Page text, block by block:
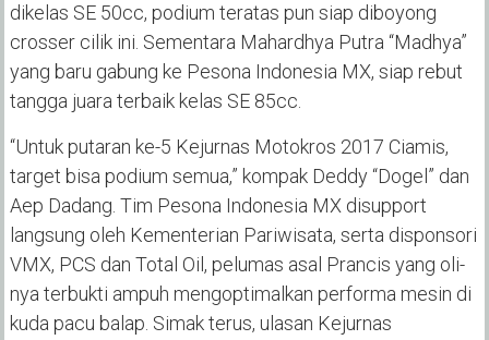
dikelas SE 50cc, podium teratas pun siap diboyong
crosser cilik ini. Sementara Mahardhya Putra “Madhya”
yang baru gabung ke Pesona Indonesia MX, siap rebut
tangga juara terbaik kelas SE 85cc.
“Untuk putaran ke-5 Kejurnas Motokros 2017 Ciamis,
target bisa podium semua,” kompak Deddy “Dogel” dan
Aep Dadang. Tim Pesona Indonesia MX disupport
langsung oleh Kementerian Pariwisata, serta disponsori
VMX, PCS dan Total Oil, pelumas asal Prancis yang oli-
nya terbukti ampuh mengoptimalkan performa mesin di
kuda pacu balap. Simak terus, ulasan Kejurnas